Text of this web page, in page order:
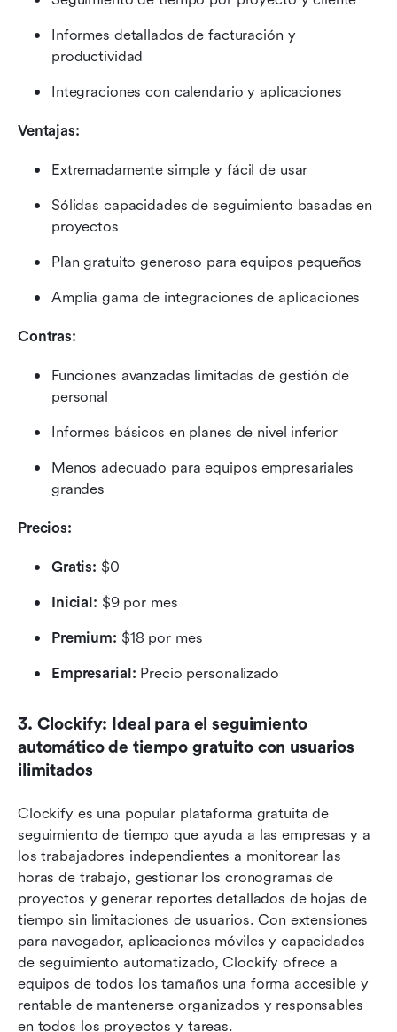
Informes detallados de facturación y
productividad
Integraciones con calendario y aplicaciones
Ventajas:
Extremadamente simple y fácil de usar
Sólidas capacidades de seguimiento basadas en
proyectos
Plan gratuito generoso para equipos pequeños
Amplia gama de integraciones de aplicaciones
Contras:
Funciones avanzadas limitadas de gestión de
personal
Informes básicos en planes de nivel inferior
Menos adecuado para equipos empresariales
grandes
Precios:
Gratis: $0
Inicial: $9 por mes
Premium: $18 por mes
Empresarial: Precio personalizado
3. Clockify: Ideal para el seguimiento
automático de tiempo gratuito con usuarios
ilimitados
Clockify es una popular plataforma gratuita de
seguimiento de tiempo que ayuda a las empresas y a
los trabajadores independientes a monitorear las
horas de trabajo, gestionar los cronogramas de
proyectos y generar reportes detallados de hojas de
tiempo sin limitaciones de usuarios. Con extensiones
para navegador, aplicaciones móviles y capacidades
de seguimiento automatizado, Clockify ofrece a
equipos de todos los tamaños una forma accesible y
rentable de mantenerse organizados y responsables
en todos los proyectos y tareas.